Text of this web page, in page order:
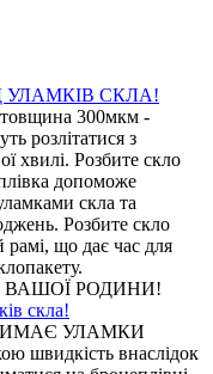
УЛАМКІВ СКЛА!
300мкм -
з
хвилі. Розбите скло
допоможе
скла та
Розбите скло
рамі, що дає час для
ВАШОЇ РОДИНИ!
скла!
УЛАМКИ
швидкість внаслідок